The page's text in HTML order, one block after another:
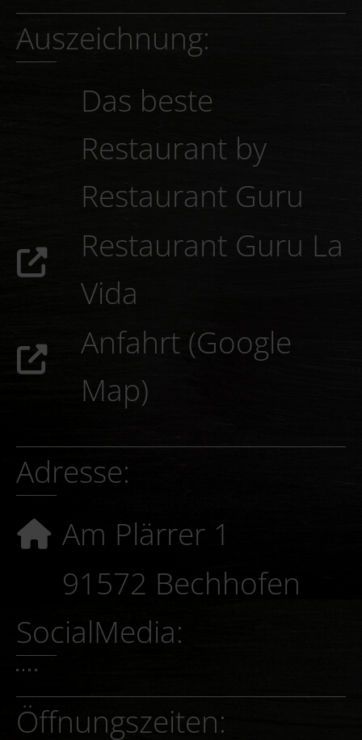
Auszeichnung:
Das beste
Restaurant by
Restaurant Guru
Restaurant Guru
La Vida
Anfahrt (Google
Map)
Adresse:
Am Plärrer 1
91572 Bechhofen
SocialMedia: